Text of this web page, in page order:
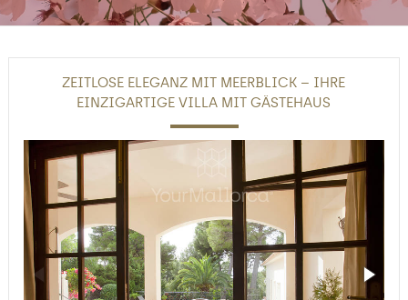
ZEITLOSE ELEGANZ MIT MEERBLICK – IHRE
EINZIGARTIGE VILLA MIT GÄSTEHAUS